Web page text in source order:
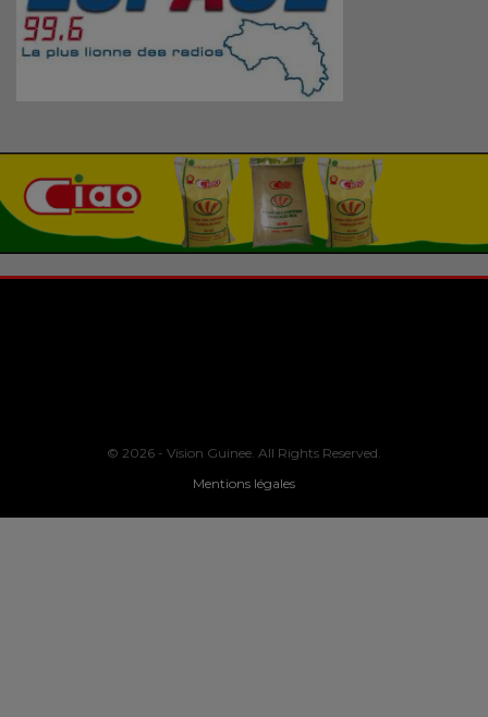
© 2026 - Vision Guinee. All Rights Reserved.
Mentions légales